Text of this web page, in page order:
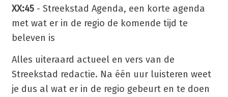
XX:45- Streekstad Agenda, een korte agenda
met wat er in de regio de komende tijd te
beleven is
Alles uiteraard actueel en vers van de
Streekstad redactie. Na één uur luisteren weet
je dus al wat er in de regio gebeurt en te doen